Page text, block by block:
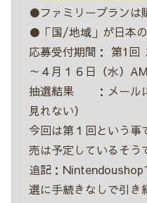
●ファミリープランは
●「国/地域」が日本
応募受付期間： 第1回
～４月１６日（水）
抽選結果 ：メール
見れない）
今回は第１回という事
売は予定しているそう
追記：Nintendoushop
選に手続きなしで引き